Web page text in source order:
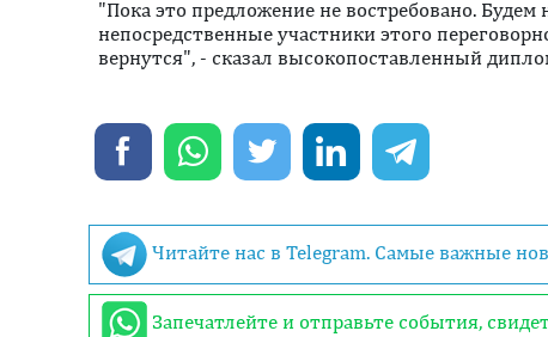
"Пока это предложение не востребовано. Будем
непосредственные участники этого
вернутся", - сказал высокопоставленный
Читайте нас в Telegram. Самые важные
Запечатлейте и отправьте события,